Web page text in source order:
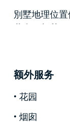
別墅地理位
蘭和貝加莫。
意盎然的尊
第大區兩大
設施和各種
使這處房產獨
別墅內部分為
採用最高品質
额外服务
花园
烟囱